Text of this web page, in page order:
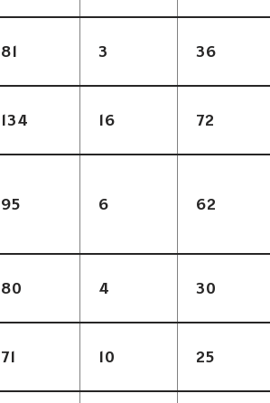
81 3 36
134 16 72
95 6 62
80 4 30
71 10 25